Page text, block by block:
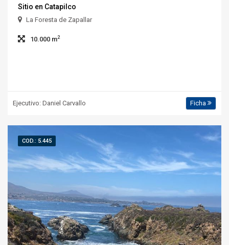
Sitio en Catapilco
La Foresta de Zapallar
10.000 m2
Ejecutivo: Daniel Carvallo Ficha
COD.: 5.445